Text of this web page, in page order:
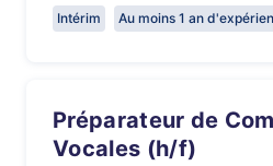
Intérim Au moins 1 an
Préparateur de Commandes-
Vocales (h/f)